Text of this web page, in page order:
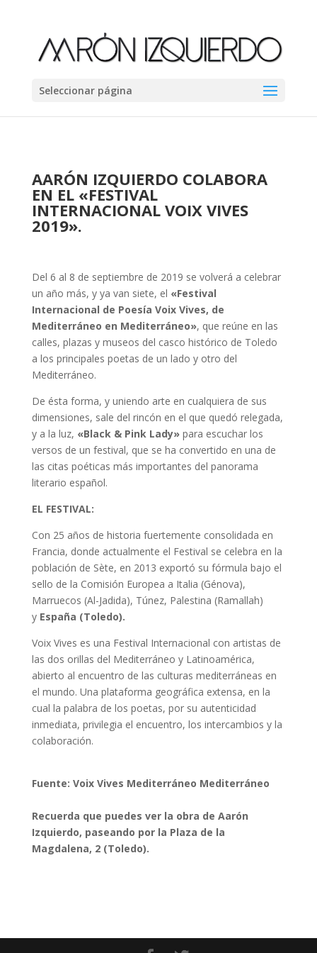
Seleccionar página
AARÓN IZQUIERDO COLABORA
EN EL «FESTIVAL
INTERNACIONAL VOIX VIVES
2019».
Del 6 al 8 de septiembre de 2019 se volverá a celebrar
un año más, y ya van siete, el «Festival
Internacional de Poesía Voix Vives, de
Mediterráneo en Mediterráneo», que reúne en las
calles, plazas y museos del casco histórico de Toledo
a los principales poetas de un lado y otro del
Mediterráneo.
De ésta forma, y uniendo arte en cualquiera de sus
dimensiones, sale del rincón en el que quedó relegada,
y a la luz, «Black & Pink Lady»para escuchar los
versos de un festival, que se ha convertido en una de
las citas poéticas más importantes del panorama
literario español.
EL FESTIVAL:
Con 25 años de historia fuertemente consolidada en
Francia, donde actualmente el Festival se celebra en la
población de Sète, en 2013 exportó su fórmula bajo el
sello de la Comisión Europea a Italia (Génova),
Marruecos (Al-Jadida), Túnez, Palestina (Ramallah)
y España (Toledo).
Voix Vives es una Festival Internacional con artistas de
las dos orillas del Mediterráneo y Latinoamérica,
abierto al encuentro de las culturas mediterráneas en
el mundo. Una plataforma geográfica extensa, en la
cual la palabra de los poetas, por su autenticidad
inmediata, privilegia el encuentro, los intercambios y la
colaboración.
Fuente: Voix Vives Mediterráneo Mediterráneo
Recuerda que puedes ver la obra de Aarón
Izquierdo, paseando por la Plaza de la
Magdalena, 2 (Toledo).